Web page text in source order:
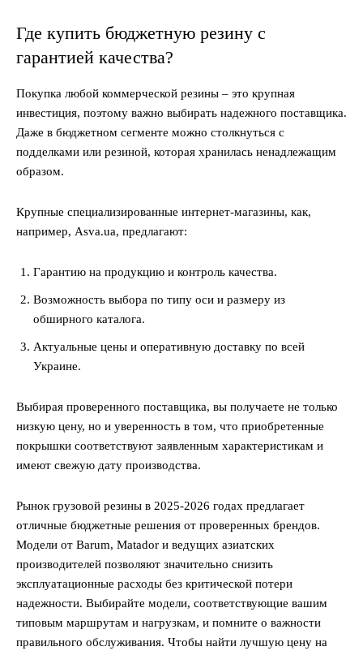
Где купить бюджетную резину с
гарантией качества?
Покупка любой коммерческой резины – это крупная
инвестиция, поэтому важно выбирать надежного поставщика.
Даже в бюджетном сегменте можно столкнуться с
подделками или резиной, которая хранилась ненадлежащим
образом.
Крупные специализированные интернет-магазины, как,
например, Asva.ua, предлагают:
Гарантию на продукцию и контроль качества.
Возможность выбора по типу оси и размеру из
обширного каталога.
Актуальные цены и оперативную доставку по всей
Украине.
Выбирая проверенного поставщика, вы получаете не только
низкую цену, но и уверенность в том, что приобретенные
покрышки соответствуют заявленным характеристикам и
имеют свежую дату производства.
Рынок грузовой резины в 2025-2026 годах предлагает
отличные бюджетные решения от проверенных брендов.
Модели от Barum, Matador и ведущих азиатских
производителей позволяют значительно снизить
эксплуатационные расходы без критической потери
надежности. Выбирайте модели, соответствующие вашим
типовым маршрутам и нагрузкам, и помните о важности
правильного обслуживания. Чтобы найти лучшую цену на